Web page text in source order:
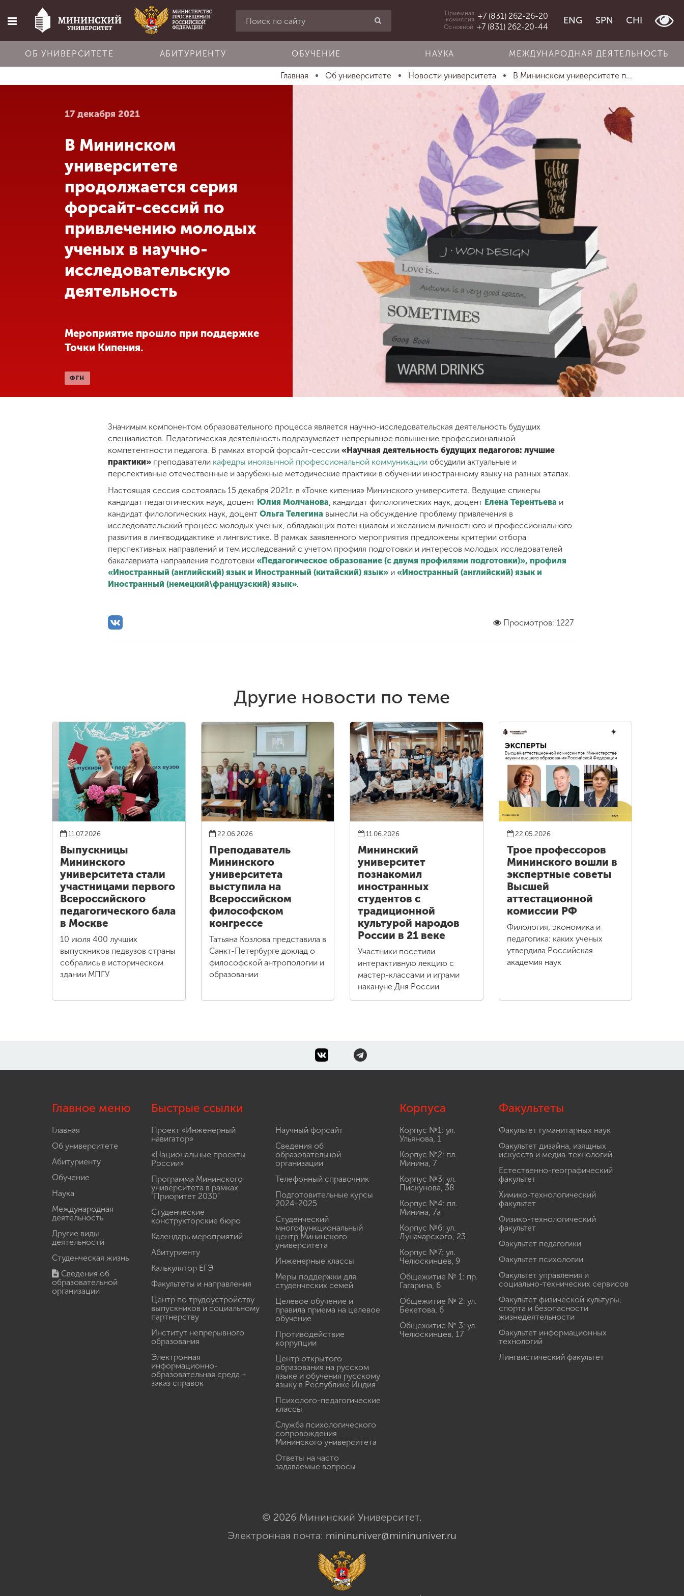
Главная
Об университете
Абитуриенту
Обучение
Международная
деятельность
Другие виды
деятельности
Студенческая
Сведения об
образовательной
Приемная
комиссия +7 (831) 262-26-20
Основной +7 (831) 262-20-44
ENG SPN CHI
ОБ УНИВЕРСИТЕТЕ АБИТУРИЕНТУ ОБУЧЕНИЕ НАУКА МЕЖДУНАРОДНАЯ ДЕЯТЕЛЬНОСТЬ
Главная Об университете Новости университета В Мининском университете п...
17 декабря 2021
В Мининском
университете
продолжается серия
форсайт-сессий по
привлечению молодых
ученых в научно-
исследовательскую
деятельность
Мероприятие прошло при поддержке
Точки Кипения.
ФГН
Значимым компонентом образовательного процесса является научно-исследовательская деятельность будущих
специалистов. Педагогическая деятельность подразумевает непрерывное повышение профессиональной
компетентности педагога. В рамках второй форсайт-сессии «Научная деятельность будущих педагогов: лучшие
практики» преподаватели кафедры иноязычной профессиональной коммуникации обсудили актуальные и
перспективные отечественные и зарубежные методические практики в обучении иностранному языку на разных этапах.
Настоящая сессия состоялась 15 декабря 2021г. в «Точке кипения» Мининского университета. Ведущие спикеры
кандидат педагогических наук, доцент Юлия Молчанова, кандидат филологических наук, доцент Елена Терентьева и
кандидат филологических наук, доцент Ольга Телегина вынесли на обсуждение проблему привлечения в
исследовательский процесс молодых ученых, обладающих потенциалом и желанием личностного и профессионального
развития в лингводидактике и лингвистике. В рамках заявленного мероприятия предложены критерии отбора
перспективных направлений и тем исследований с учетом профиля подготовки и интересов молодых исследователей
бакалавриата направления подготовки «Педагогическое образование (с двумя профилями подготовки)», профиля
«Иностранный (английский) язык и Иностранный (китайский) язык» и «Иностранный (английский) язык и
Иностранный (немецкий\французский) язык».
Просмотров: 1227
Другие новости по теме
11.07.2026
Выпускницы
Мининского
университета стали
участницами первого
Всероссийского
педагогического бала
в Москве
10 июля 400 лучших
выпускников педвузов страны
собрались в историческом
здании МПГУ
22.06.2026
Преподаватель
Мининского
университета
выступила на
Всероссийском
философском
конгрессе
Татьяна Козлова представила в
Санкт-Петербурге доклад о
философской антропологии и
образовании
11.06.2026
Мининский
университет
познакомил
иностранных
студентов с
традиционной
культурой народов
России в 21 веке
Участники посетили
интерактивную лекцию с
мастер-классами и играми
накануне Дня России
22.05.2026
Трое профессоров
Мининского вошли в
экспертные советы
Высшей
аттестационной
комиссии РФ
Филология, экономика и
педагогика: каких ученых
утвердила Российская
академия наук
Главное меню
Главная
Об университете
Абитуриенту
Обучение
Наука
Международная
деятельность
Другие виды
деятельности
Студенческая жизнь
Сведения об
образовательной
организации
Быстрые ссылки
Проект «Инженерный
навигатор»
«Национальные проекты
России»
Программа Мининского
университета в рамках
"Приоритет 2030"
Студенческие
конструкторские бюро
Календарь мероприятий
Абитуриенту
Калькулятор ЕГЭ
Факультеты и направления
Центр по трудоустройству
выпускников и социальному
партнерству
Институт непрерывного
образования
Электронная
информационно-
образовательная среда +
заказ справок
Научный форсайт
Сведения об
образовательной
организации
Телефонный справочник
Подготовительные курсы
2024-2025
Студенческий
многофункциональный
центр Мининского
университета
Инженерные классы
Меры поддержки для
студенческих семей
Целевое обучение и
правила приема на целевое
обучение
Противодействие
коррупции
Центр открытого
образования на русском
языке и обучения русскому
языку в Республике Индия
Психолого-педагогические
классы
Служба психологического
сопровождения
Мининского университета
Ответы на часто
задаваемые вопросы
Корпуса
Корпус №1: ул.
Ульянова, 1
Корпус №2: пл.
Минина, 7
Корпус №3: ул.
Пискунова, 38
Корпус №4: пл.
Минина, 7а
Корпус №6: ул.
Луначарского, 23
Корпус №7: ул.
Челюскинцев, 9
Общежитие № 1: пр.
Гагарина, 6
Общежитие № 2: ул.
Бекетова, 6
Общежитие № 3: ул.
Челюскинцев, 17
Факультеты
Факультет гуманитарных наук
Факультет дизайна, изящных
искусств и медиа-технологий
Естественно-географический
факультет
Химико-технологический
факультет
Физико-технологический
факультет
Факультет педагогики
Факультет психологии
Факультет управления и
социально-технических сервисов
Факультет физической культуры,
спорта и безопасности
жизнедеятельности
Факультет информационных
технологий
Лингвистический факультет
© 2026 Мининский Университет.
Электронная почта: mininuniver@mininuniver.ru